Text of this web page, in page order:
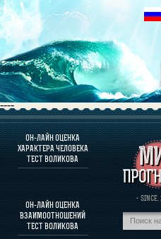
----
ОН-ЛАЙН ОЦЕНКА
ХАРАКТЕРА ЧЕЛОВЕКА
ТЕСТ ВОЛИКОВА
ОН-ЛАЙН ОЦЕНКА
ВЗАИМООТНОШЕНИЙ
ТЕСТ ВОЛИКОВА
·
О
ОЦЕНКА
ОЦЕНКА ХАРАКТЕРА
О
ПРОГНОЗЫ И